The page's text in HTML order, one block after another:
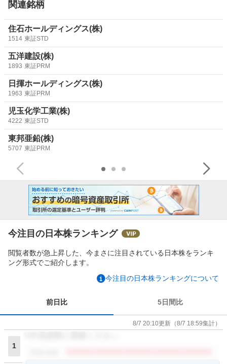
関連銘柄
住石ホールディングス(株)
1514 東証STD
五洋建設(株)
1893 東証PRM
日揮ホールディングス(株)
1963 東証PRM
児玉化学工業(株)
4222 東証STD
東邦亜鉛(株)
5707 東証PRM
今注目の日本株ランキング
閲覧者数が急上昇した、今まさに注目されている日本株をランキ
ング形式でご紹介します。
今注目の日本株ランキングについて
前日比 5日間比
8/7 20:10更新 （8/7 18:59集計）
1